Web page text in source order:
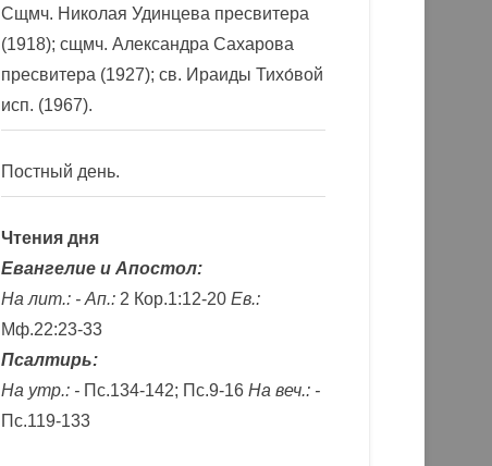
Сщмч. Николая Удинцева пресвитера
(1918); сщмч. Александра Сахарова
пресвитера (1927); св. Ираиды Тихо́вой
исп. (1967).
Постный день.
Чтения дня
Евангелие и Апостол:
На лит.: - Ап.: 2 Кор.1:12-20 Ев.:
Мф.22:23-33
Псалтирь:
На утр.: - Пс.134-142; Пс.9-16 На веч.: -
Пс.119-133